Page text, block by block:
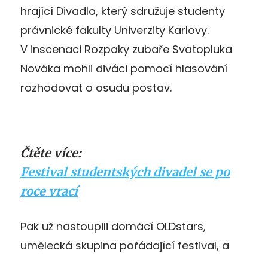
hrající Divadlo, který sdružuje studenty
právnické fakulty Univerzity Karlovy.
V inscenaci Rozpaky zubaře Svatopluka
Nováka mohli diváci pomocí hlasování
rozhodovat o osudu postav.
Čtěte více:
Festival studentských divadel se po
roce vrací
Pak už nastoupili domácí OLDstars,
umělecká skupina pořádající festival, a